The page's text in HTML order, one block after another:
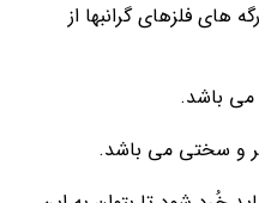
های فلزهای گرانبها از
می باشد.
و سختی می باشد.